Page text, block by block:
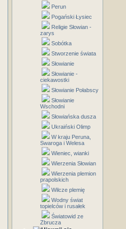
Perun
Pogański Łysiec
Religie Słowian -
zarys
Sobótka
Stworzenie świata
Słowianie
Słowianie -
ciekawostki
Słowianie Połabscy
Słowianie
Wschodni
Słowiańska dusza
Ukraiński Olimp
W kraju Peruna,
Swaroga i Welesa
Wieniec, wianki
Wierzenia Słowian
Wierzenia plemion
prapolskich
Wilcze plemię
Wodny świat
topielców i rusałek
Światowid ze
Zbrucza